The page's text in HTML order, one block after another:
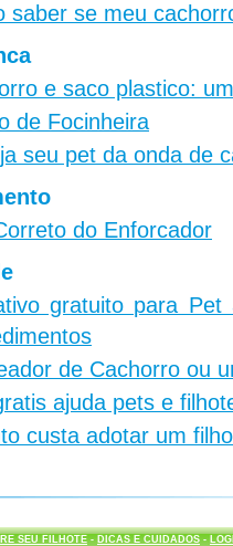
saber se meu
e saco plastico:
de Focinheira
seu pet da onda de
do Enforcador
gratuito para
de Cachorro ou
ajuda pets e
custa adotar um
SEU FILHOTE- DICAS E CUIDADOS-